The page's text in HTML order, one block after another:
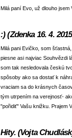
Milá paní Evo, už dlouho
:) (Zdenka 16. 4.
Milá pani Evičko, som
piesne asi najviac Souhvězdi
som tak nesledovala českú
spôsoby ako sa dostať k
vraciam sa do krásnych
tým utrpením na verejnosť-
"pořidiť" Vašu knižku. Prajem
Hity. (Vojta